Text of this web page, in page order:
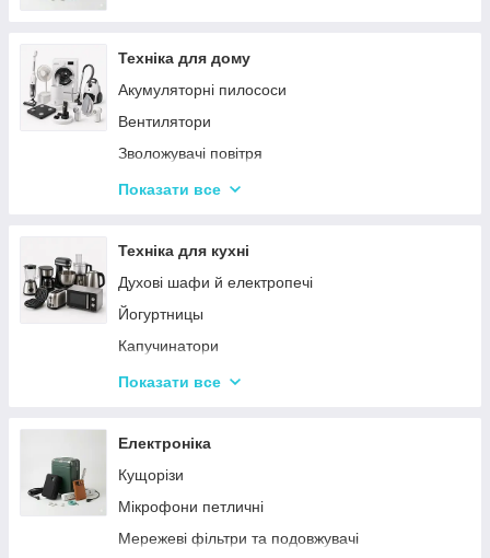
Бульйонниці
Тарілки
Техніка для дому
Акумуляторні пилососи
Вентилятори
Зволожувачі повітря
Пральні машинки
Набори для грумінгу
Машинки для видалення ковтунців
Праски
Отпариватели
Пилососи
Показати все
Техніка для кухні
Духові шафи й електропечі
Йогуртницы
Капучинатори
Інша дрібна техніка
Сендвічниці та бутербродниці
Соковичавниці
Мультиварки та скороварки
Міксери
Показати все
Електроніка
Кущорізи
Мікрофони петличні
Мережеві фільтри та подовжувачі